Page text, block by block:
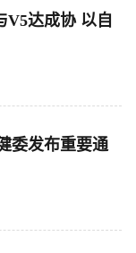
V5达成协 以自
委发布重要通